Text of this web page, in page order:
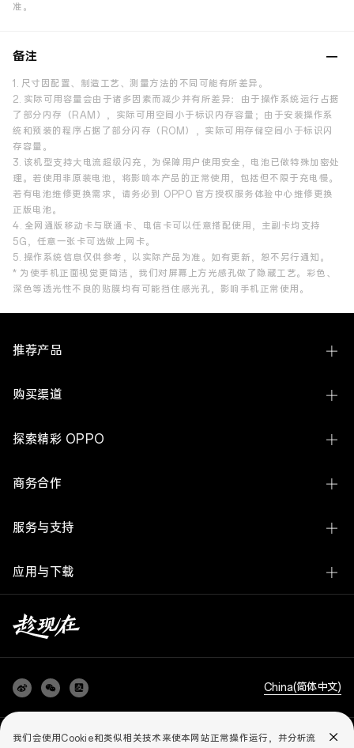
我们会使用Cookie和类似相关技术来使本网站正常操作运行，并分析流
准。
备注
1. 尺寸因配置、制造工艺、测量方法的不同可能有所差异。
2. 实际可用容量会由于诸多因素而减少并有所差异：由于操作系统运行占据
了部分内存（RAM），实际可用空间小于标识内存容量；由于安装操作系
统和预装的程序占据了部分闪存（ROM），实际可用存储空间小于标识闪
存容量。
3. 该机型支持大电流超级闪充，为保障用户使用安全，电池已做特殊加密处
理。若使用非原装电池，将影响本产品的正常使用，包括但不限于充电慢。
若有电池维修更换需求，请务必到 OPPO 官方授权服务体验中心维修更换
正版电池。
4. 全网通版移动卡与联通卡、电信卡可以任意搭配使用，主副卡均支持
5G，任意一张卡可选做上网卡。
5. 操作系统信息仅供参考，以实际产品为准。如有更新，恕不另行通知。
* 为使手机正面视觉更简洁，我们对屏幕上方光感孔做了隐藏工艺。彩色、
深色等透光性不良的贴膜均有可能挡住感光孔，影响手机正常使用。
推荐产品
Find N6
Reno16 系列
OPPO Pad 6
OPPO Enco X3
查看全部手机
购买渠道
线下体验店
官方授权网店
探索精彩 OPPO
关于 OPPO
欢太
新闻中心
OPPO 社区
加入我们
AI 手机白皮书
知识产权
商务合作
企业业务
廉洁举报
媒体联络
采购平台
服务与支持
联系我们
服务中心查询
用户手册
云服务
以旧换新
服务政策
个人信息保护声明
应用与下载
预装应用查询
realme 升级工具
China(简体中文)
隐私政策 儿童个人信息保护政策 用户协议
法务合规